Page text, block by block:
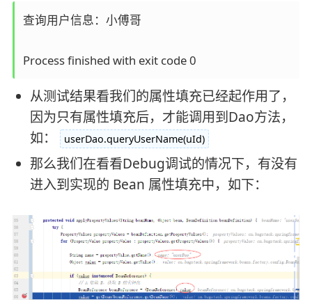
查询用户信息：小傅哥
Process finished with exit code 0
从测试结果看我们的属性填充已经起作用了，
因为只有属性填充后，才能调用到Dao方法，
如：
userDao.queryUserName(uId)
那么我们在看看Debug调试的情况下，有没有
进入到实现的 Bean 属性填充中，如下：